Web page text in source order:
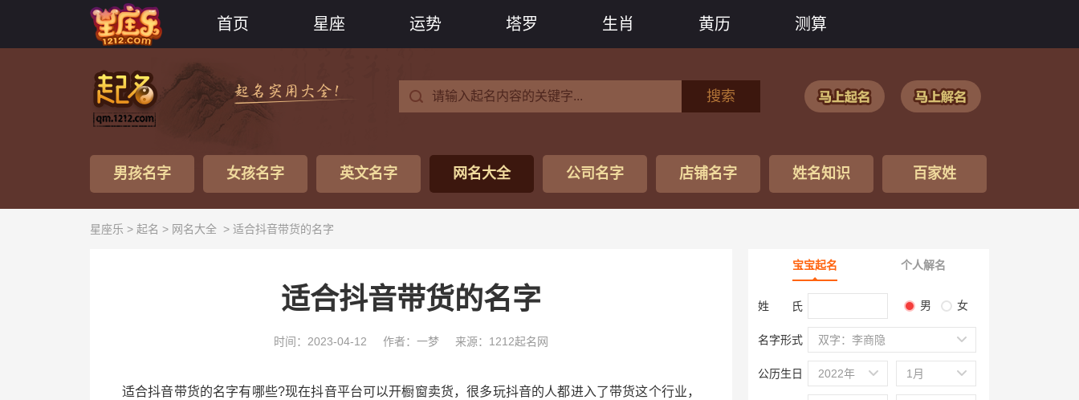
首页 星座 运势 塔罗 生肖 黄历 测算
搜索
男孩名字 女孩名字 英文名字 网名大全 公司名字 店铺名字 姓名知识 百家姓
星座乐 > 起名 > 网名大全 > 适合抖音带货的名字
适合抖音带货的名字
时间：2023-04-12 作者：一梦 来源：1212起名网
适合抖音带货的名字有哪些?现在抖音平台可以开橱窗卖货，很多玩抖音的人都进入了带货这个行业，
宝宝起名 个人解名
姓 氏 男 女
名字形式 双字：李商隐
公历生日 2022年 1月